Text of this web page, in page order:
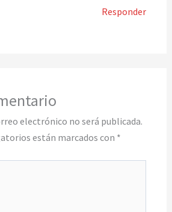
Responder
electrónico no será publicada.
están marcados con *